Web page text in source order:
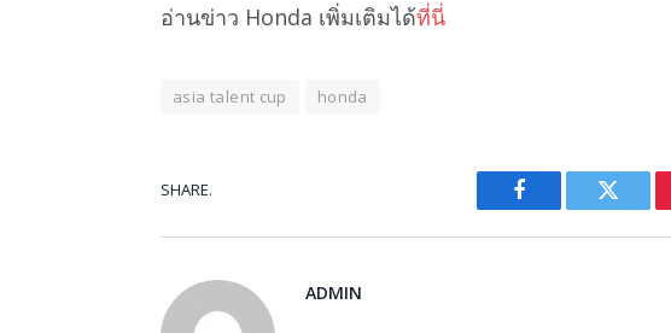
อ่านข่าว Honda เพิ่มเติมได้ที่นี่
asia talent cup honda
SHARE.
Facebook Twitter
ADMIN